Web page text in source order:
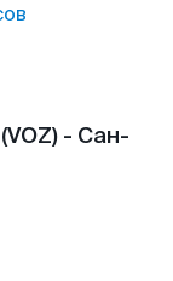
- Сан-